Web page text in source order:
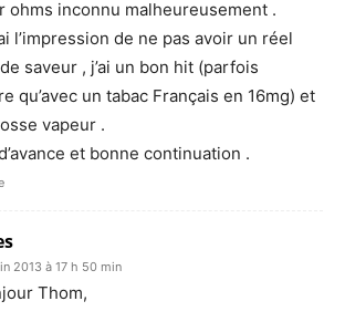
ohms inconnu malheureusement .
l’impression de ne pas avoir un réel
saveur , j’ai un bon hit (parfois
qu’avec un tabac Français en 16mg) et
vapeur .
et bonne continuation .
2013 à 17 h 50 min
Thom,